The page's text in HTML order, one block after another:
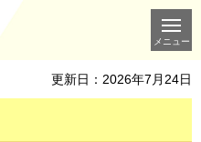
メニュー
更新日：2026年7月24日